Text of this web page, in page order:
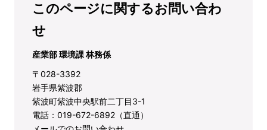
このページに関するお問い合わ
せ
産業部 環境課 林務係
〒028-3392
岩手県紫波郡
紫波町紫波中央駅前二丁目3-1
電話：019-672-6892（直通）